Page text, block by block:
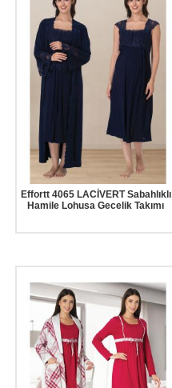
Effortt 4065 LACİVERT Sabahlıklı
Hamile Lohusa Gecelik Takımı